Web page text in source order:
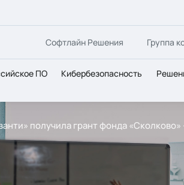
Софтлайн Решения Группа
ПО Кибербезопасность
получила грант фонда